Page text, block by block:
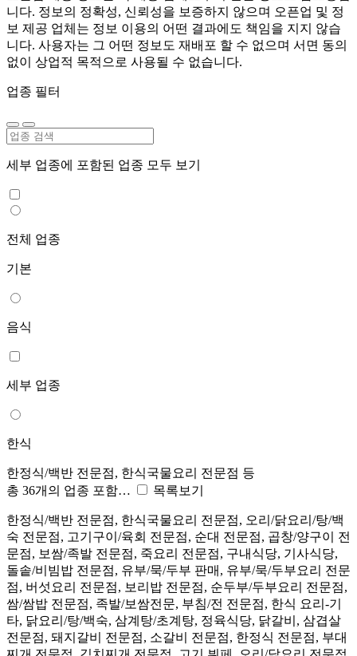
니다. 정보의 정확성, 신뢰성을 보증하지 않으며 오픈업 및 정
보 제공 업체는 정보 이용의 어떤 결과에도 책임을 지지 않습
니다. 사용자는 그 어떤 정보도 재배포 할 수 없으며 서면 동의
없이 상업적 목적으로 사용될 수 없습니다.
업종 필터
세부 업종에 포함된 업종 모두 보기
전체 업종
기본
음식
세부 업종
한식
한정식/백반 전문점, 한식국물요리 전문점 등
총 36개의 업종 포함…
목록보기
한정식/백반 전문점, 한식국물요리 전문점, 오리/닭요리/탕/백
숙 전문점, 고기구이/육회 전문점, 순대 전문점, 곱창/양구이 전
문점, 보쌈/족발 전문점, 죽요리 전문점, 구내식당, 기사식당,
돌솥/비빔밥 전문점, 유부/묵/두부 판매, 유부/묵/두부요리 전문
점, 버섯요리 전문점, 보리밥 전문점, 순두부/두부요리 전문점,
쌈/쌈밥 전문점, 족발/보쌈전문, 부침/전 전문점, 한식 요리-기
타, 닭요리/탕/백숙, 삼계탕/초계탕, 정육식당, 닭갈비, 삼겹살
전문점, 돼지갈비 전문점, 소갈비 전문점, 한정식 전문점, 부대